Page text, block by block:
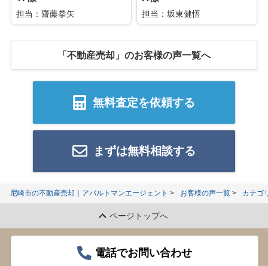
担当：齋藤拳矢 担当：坂東健悟
「不動産売却」のお客様の声一覧へ
無料査定を依頼する
まずは無料相談する
尼崎市の不動産売却｜アパルトマンエージェント お客様の声一覧 カテゴ
ページトップへ
電話でお問い合わせ